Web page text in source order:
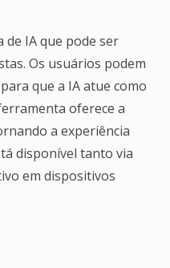
IA que pode ser
Os usuários podem
que a IA atue como
oferece a
a experiência
disponível tanto via
em dispositivos